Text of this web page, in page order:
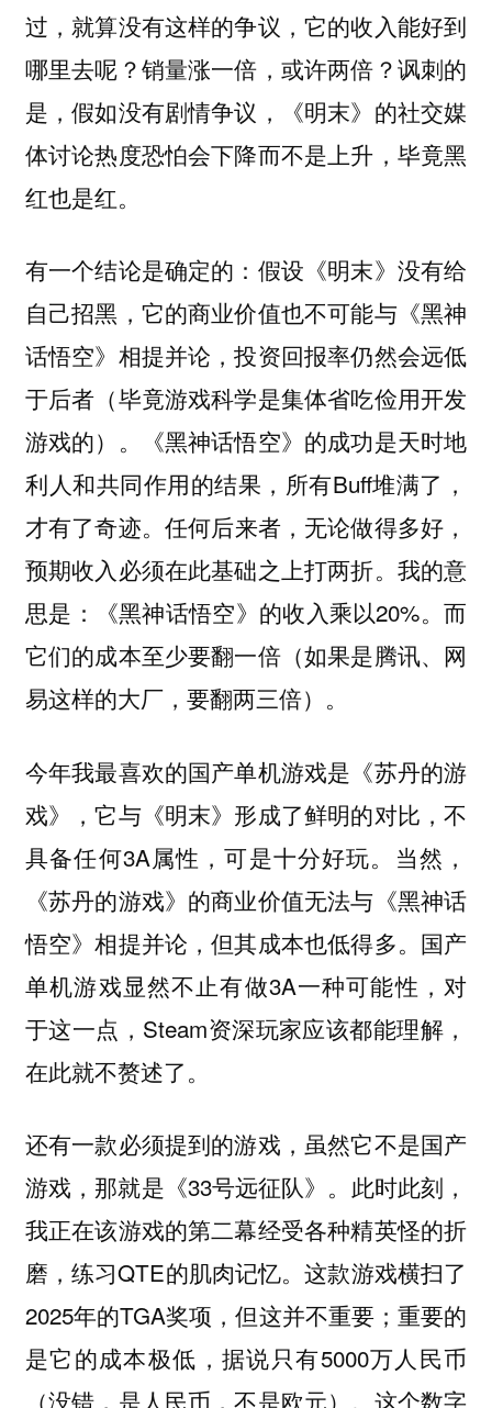
过，就算没有这样的争议，它的收入能好到
哪里去呢？销量涨一倍，或许两倍？讽刺的
是，假如没有剧情争议，《明末》的社交媒
体讨论热度恐怕会下降而不是上升，毕竟黑
红也是红。
有一个结论是确定的：假设《明末》没有给
自己招黑，它的商业价值也不可能与《黑神
话悟空》相提并论，投资回报率仍然会远低
于后者（毕竟游戏科学是集体省吃俭用开发
游戏的）。《黑神话悟空》的成功是天时地
利人和共同作用的结果，所有Buff堆满了，
才有了奇迹。 任何后来者，无论做得多好，
预期收入必须在此基础之上打两折。 我的意
思是：《黑神话悟空》的收入乘以20%。而
它们的成本至少要翻一倍（如果是腾讯、网
易这样的大厂，要翻两三倍）。
今年我最喜欢的国产单机游戏是《苏丹的游
戏》，它与《明末》形成了鲜明的对比，不
具备任何3A属性，可是十分好玩。当然，
《苏丹的游戏》的商业价值无法与《黑神话
悟空》相提并论，但其成本也低得多。国产
单机游戏显然不止有做3A一种可能性，对
于这一点，Steam资深玩家应该都能理解，
在此就不赘述了。
还有一款必须提到的游戏，虽然它不是国产
游戏，那就是《33号远征队》。此时此刻，
我正在该游戏的第二幕经受各种精英怪的折
磨，练习QTE的肌肉记忆。这款游戏横扫了
2025年的TGA奖项，但这并不重要；重要的
是它的成本极低，据说只有5000万人民币
（没错，是人民币，不是欧元）。这个数字